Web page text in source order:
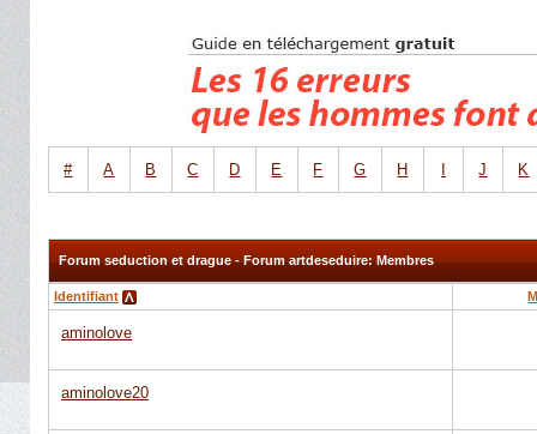
# A B C D E F G H J K
Forum seduction et drague - Forum artdeseduire: Membres
Identifiant
aminolove
aminolove20